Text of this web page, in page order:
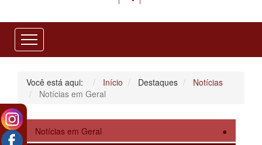
Você está aqui: Início Destaques
Notícias
Notícias em Geral
Notícias em Geral